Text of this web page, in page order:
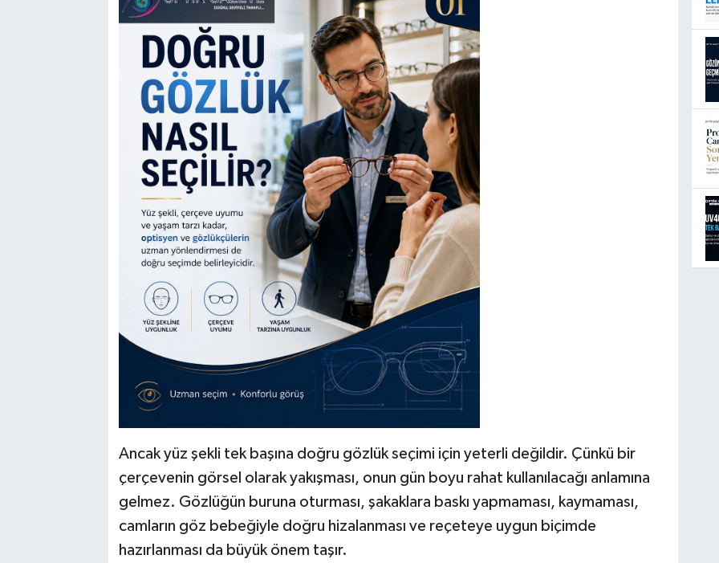
Ancak yüz şekli tek başına doğru gözlük seçimi için yeterli değildir. Çünkü bir
çerçevenin görsel olarak yakışması, onun gün boyu rahat kullanılacağı anlamına
gelmez. Gözlüğün buruna oturması, şakaklara baskı yapmaması, kaymaması,
camların göz bebeğiyle doğru hizalanması ve reçeteye uygun biçimde
hazırlanması da büyük önem taşır.